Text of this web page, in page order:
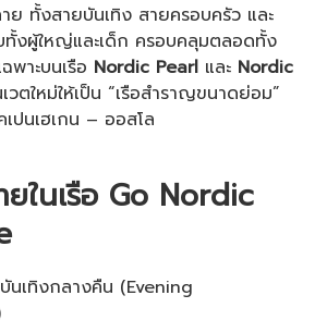
ย ทั้งสายบันเทิง สายครอบครัว และ
ทั้งผู้ใหญ่และเด็ก ครอบคลุมตลอดทั้ง
พาะบนเรือ Nordic Pearl และ Nordic
วตใหม่ให้เป็น “เรือสำราญขนาดย่อม”
เปนเฮเกน – ออสโล
ในเรือ Go Nordic
นเทิงกลางคืน (Evening